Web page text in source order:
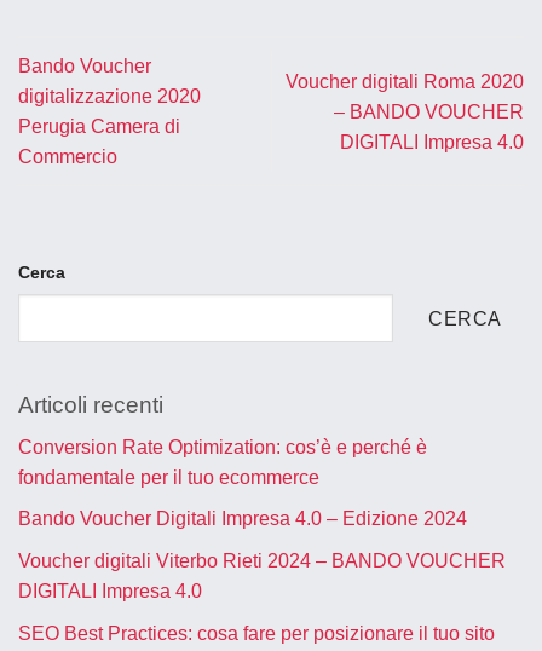
Bando Voucher
digitalizzazione 2020
Perugia Camera di
Commercio
Voucher digitali Roma 2020
– BANDO VOUCHER
DIGITALI Impresa 4.0
Cerca
CERCA
Articoli recenti
Conversion Rate Optimization: cos’è e perché è
fondamentale per il tuo ecommerce
Bando Voucher Digitali Impresa 4.0 – Edizione 2024
Voucher digitali Viterbo Rieti 2024 – BANDO VOUCHER
DIGITALI Impresa 4.0
SEO Best Practices: cosa fare per posizionare il tuo sito